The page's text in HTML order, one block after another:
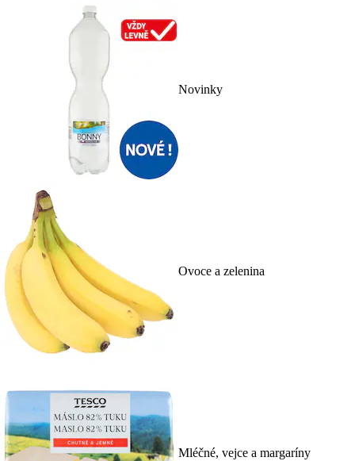
Novinky
Ovoce a zelenina
Mléčné, vejce a margaríny